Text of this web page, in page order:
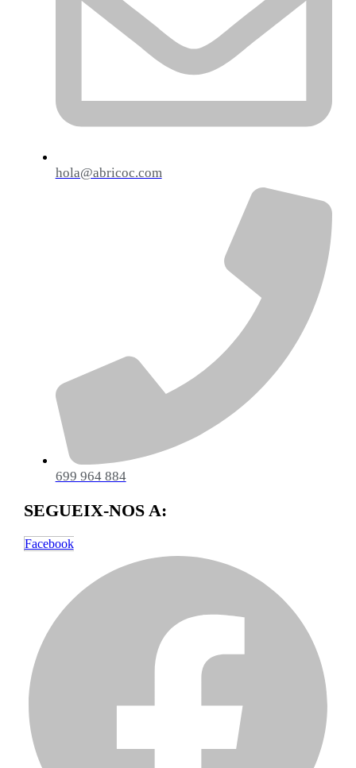
hola@abricoc.com
699 964 884
SEGUEIX-NOS A:
Facebook